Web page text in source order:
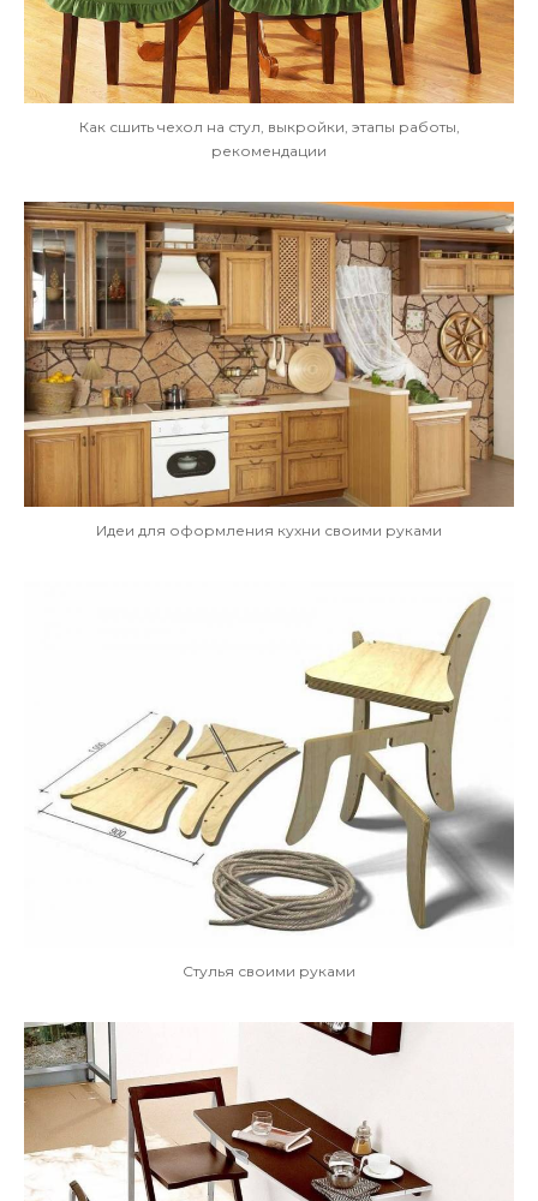
Как сшить чехол на стул, выкройки, этапы работы,
рекомендации
Идеи для оформления кухни своими руками
Стулья своими руками